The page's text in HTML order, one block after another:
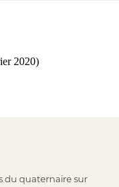
2020)
du quaternaire sur